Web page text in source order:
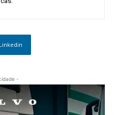
Linkedin
-